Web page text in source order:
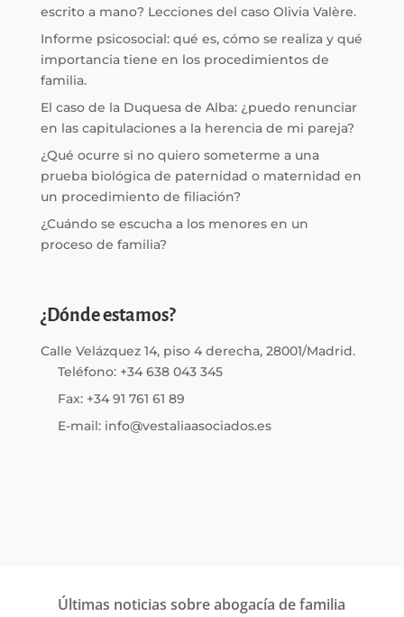
escrito a mano? Lecciones del caso Olivia Valère.
Informe psicosocial: qué es, cómo se realiza y qué
importancia tiene en los procedimientos de
familia.
El caso de la Duquesa de Alba: ¿puedo renunciar
en las capitulaciones a la herencia de mi pareja?
¿Qué ocurre si no quiero someterme a una
prueba biológica de paternidad o maternidad en
un procedimiento de filiación?
¿Cuándo se escucha a los menores en un
proceso de familia?
¿Dónde estamos?
Calle Velázquez 14, piso 4 derecha, 28001/Madrid.
Teléfono: +34 638 043 345
Fax: +34 91 761 61 89
E-mail: info@vestaliaasociados.es
Últimas noticias sobre abogacía de familia